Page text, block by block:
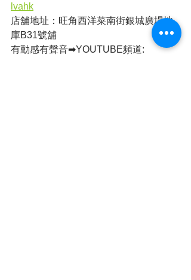
lvahk
店舖地址：旺角西洋菜南街銀城廣場地
庫B31號舖
有動感有聲音➡YOUTUBE頻道: